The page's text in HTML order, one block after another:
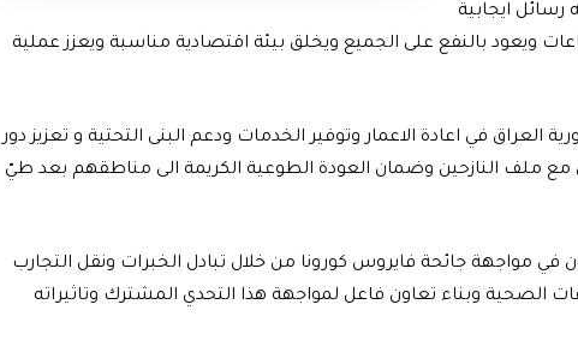
رسائل ايجابية
ويعود بالنفع على الجميع ويخلق بيئة اقتصادية مناسبة ويعزز عملية
في اعادة الاعمار وتوفير الخدمات ودعم البنى التحتية و تعزيز دور
ملف النازحين وضمان العودة الطوعية الكريمة الى مناطقهم بعد طيّ
في مواجهة جائحة فايروس كورونا من خلال تبادل الخبرات ونقل التجارب
الصحية وبناء تعاون فاعل لمواجهة هذا التحدي المشترك وتاثيراته